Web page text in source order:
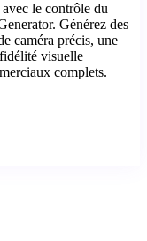
le contrôle du
Générez des
caméra précis, une
visuelle
complets.